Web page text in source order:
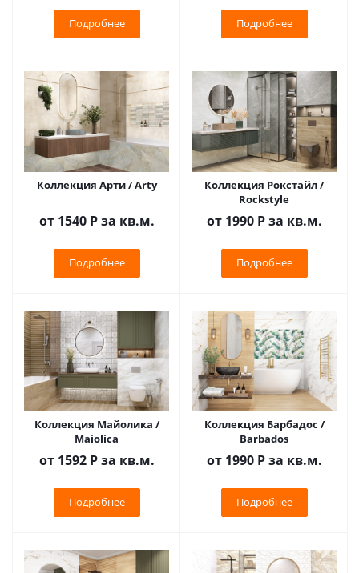
Подробнее Подробнее
Коллекция Арти / Arty
от 1540 Р за кв.м.
Подробнее
Коллекция Рокстайл /
Rockstyle
от 1990 Р за кв.м.
Подробнее
Коллекция Майолика /
Maiolica
от 1592 Р за кв.м.
Подробнее
Коллекция Барбадос /
Barbados
от 1990 Р за кв.м.
Подробнее